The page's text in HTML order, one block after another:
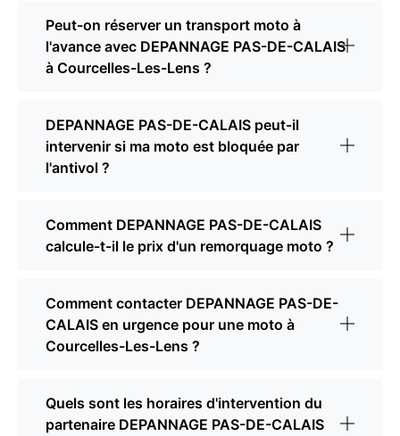
Peut-on réserver un transport moto à
l'avance avec DEPANNAGE PAS-DE-CALAIS
à Courcelles-Les-Lens ?
DEPANNAGE PAS-DE-CALAIS peut-il
intervenir si ma moto est bloquée par
l'antivol ?
Comment DEPANNAGE PAS-DE-CALAIS
calcule-t-il le prix d'un remorquage moto ?
Comment contacter DEPANNAGE PAS-DE-
CALAIS en urgence pour une moto à
Courcelles-Les-Lens ?
Quels sont les horaires d'intervention du
partenaire DEPANNAGE PAS-DE-CALAIS